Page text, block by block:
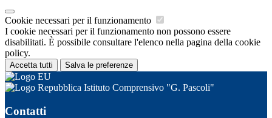
Cookie necessari per il funzionamento
I cookie necessari per il funzionamento non possono essere
disabilitati. È possibile consultare l'elenco nella pagina della cookie
policy.
Accetta tutti Salva le preferenze
Istituto Comprensivo "G. Pascoli"
Contatti